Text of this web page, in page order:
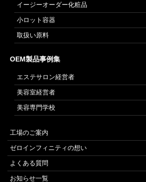
イージーオーダー化粧品
小ロット容器
取扱い原料
OEM製品事例集
エステサロン経営者
美容室経営者
美容専門学校
工場のご案内
ゼロインフィニティの想い
よくある質問
お知らせ一覧